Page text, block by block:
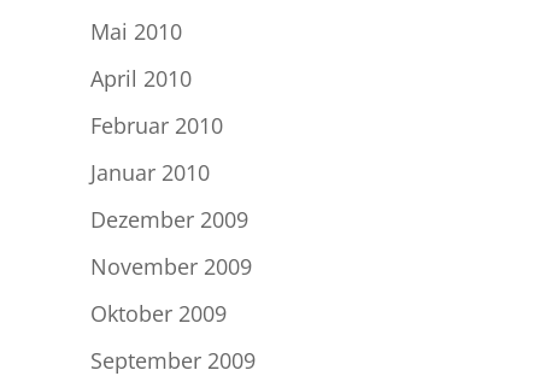
Mai 2010
April 2010
Februar 2010
Januar 2010
Dezember 2009
November 2009
Oktober 2009
September 2009